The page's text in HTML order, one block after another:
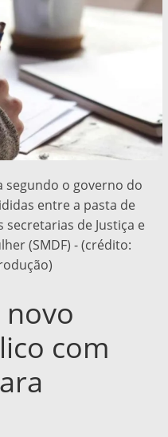
segundo o governo do
entre a pasta de
secretarias de Justiça e
(SMDF) - (crédito:
novo
com